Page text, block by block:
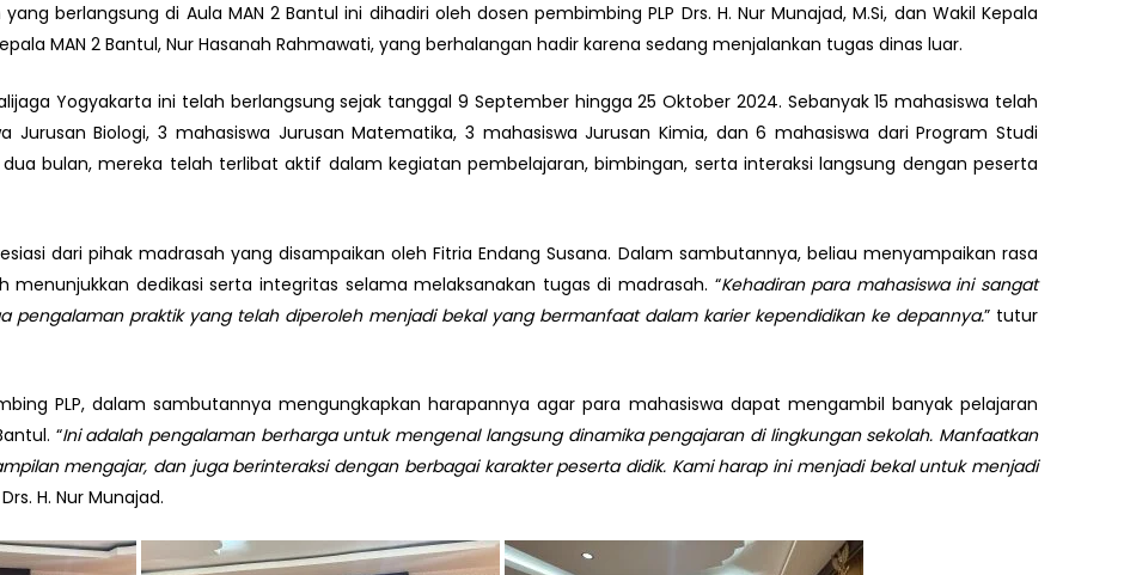
berlangsung di Aula MAN 2 Bantul ini dihadiri oleh dosen pembimbing PLP Drs. H. Nur Munajad, M.Si, dan Wakil Kepala
MAN 2 Bantul, Nur Hasanah Rahmawati, yang berhalangan hadir karena sedang menjalankan tugas dinas luar.
Yogyakarta ini telah berlangsung sejak tanggal 9 September hingga 25 Oktober 2024. Sebanyak 15 mahasiswa telah
Biologi, 3 mahasiswa Jurusan Matematika, 3 mahasiswa Jurusan Kimia, dan 6 mahasiswa dari Program Studi
bulan, mereka telah terlibat aktif dalam kegiatan pembelajaran, bimbingan, serta interaksi langsung dengan peserta
dari pihak madrasah yang disampaikan oleh Fitria Endang Susana. Dalam sambutannya, beliau menyampaikan rasa
menunjukkan dedikasi serta integritas selama melaksanakan tugas di madrasah. “Kehadiran para mahasiswa ini sangat
pengalaman praktik yang telah diperoleh menjadi bekal yang bermanfaat dalam karier kependidikan ke depannya.” tutur
PLP, dalam sambutannya mengungkapkan harapannya agar para mahasiswa dapat mengambil banyak pelajaran
“Ini adalah pengalaman berharga untuk mengenal langsung dinamika pengajaran di lingkungan sekolah. Manfaatkan
mengajar, dan juga berinteraksi dengan berbagai karakter peserta didik. Kami harap ini menjadi bekal untuk menjadi
H. Nur Munajad.